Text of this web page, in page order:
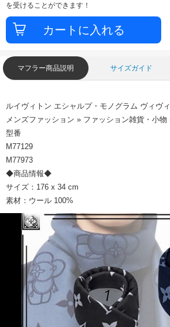
を受けることができます！
マフラー商品説明 サイズガイド
ルイヴィトン エシャルプ・モノグラム ヴィヴ
メンズファッション » ファッション雑貨・小物
型番
M77129
M77973
◆商品情報◆
サイズ：176 x 34 cm
素材：ウール 100%